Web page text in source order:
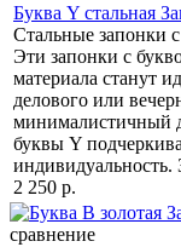
Буква Y стальная
Стальные запонки
Эти запонки с
материала станут
делового или
минималистичный
буквы Y
2 250 р.
сравнение